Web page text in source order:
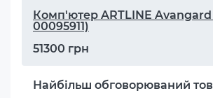
Комп'ютер ARTLINE Avangard
00095911)
51300 грн
Найбільш обговорюваний